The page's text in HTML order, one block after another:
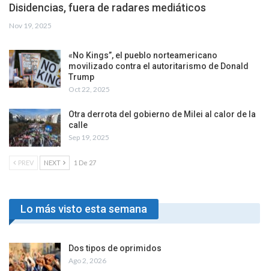
Disidencias, fuera de radares mediáticos
Nov 19, 2025
«No Kings”, el pueblo norteamericano
movilizado contra el autoritarismo de Donald
Trump
Oct 22, 2025
Otra derrota del gobierno de Milei al calor de la
calle
Sep 19, 2025
PREV NEXT 1 De 27
Lo más visto esta semana
Dos tipos de oprimidos
Ago 2, 2026